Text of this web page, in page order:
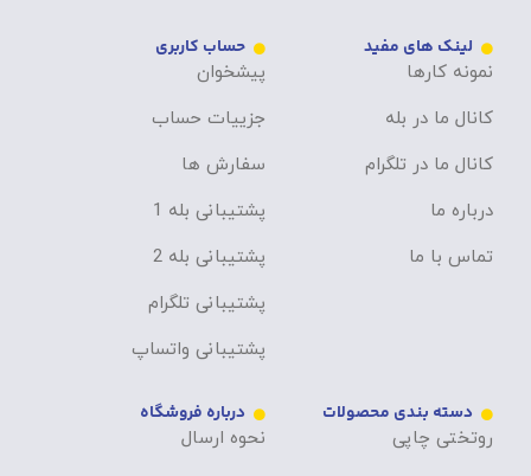
لینک های مفید
نمونه کارها
کانال ما در بله
کانال ما در تلگرام
درباره ما
تماس با ما
حساب کاربری
پیشخوان
جزییات حساب
سفارش ها
پشتیبانی بله 1
پشتیبانی بله 2
پشتیبانی تلگرام
پشتیبانی واتساپ
دسته بندی محصولات
روتختی چاپی
درباره فروشگاه
نحوه ارسال